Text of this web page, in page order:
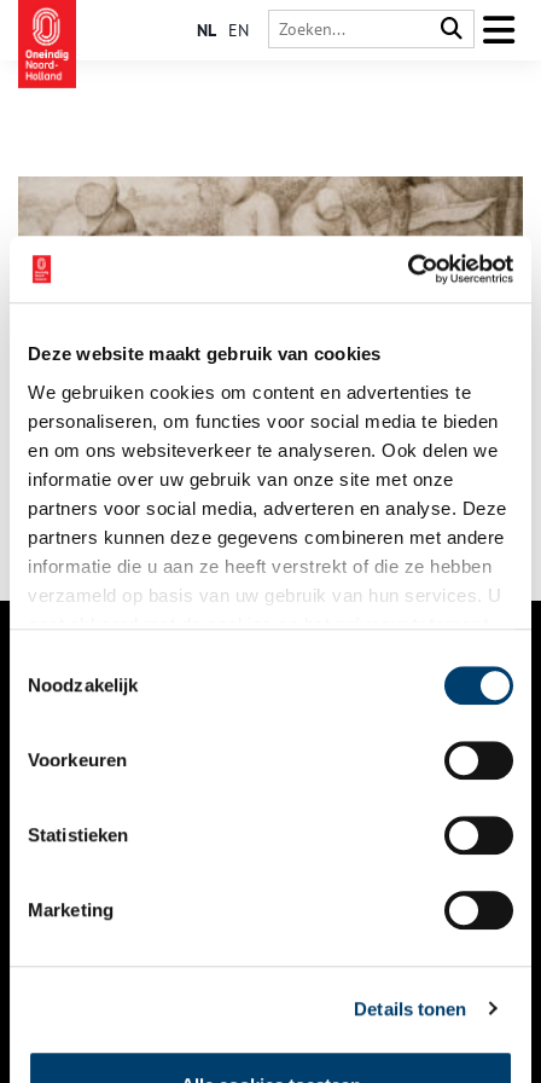
Deze website maakt gebruik van cookies
We gebruiken cookies om content en advertenties te
personaliseren, om functies voor social media te bieden
en om ons websiteverkeer te analyseren. Ook delen we
informatie over uw gebruik van onze site met onze
partners voor social media, adverteren en analyse. Deze
partners kunnen deze gegevens combineren met andere
informatie die u aan ze heeft verstrekt of die ze hebben
verzameld op basis van uw gebruik van hun services. U
Noodzakelijk
Voorkeuren
Statistieken
Marketing
Details tonen
NL EN
Bijen worden al eeuwenlang gehouden voor de honing en
bijenwas. Daarnaast vervullen ze een onmisbare rol in de
bestuiving van onze gewassen. Tegenwoordig zijn er nog maar
weinig imkers die met de bijenhouderij in hun
levensonderhoud kunnen voorzien. In ons land worden bijen
nu vooral gehouden als hobby of om een actieve bijdrage te
leveren aan de biodiversiteit. Het ambacht bijenhouden is in
2020 uitgeroepen tot immaterieel erfgoed.
VERHALEN
KALENDER
THEMA’S
VIDEO’S
CONTACT